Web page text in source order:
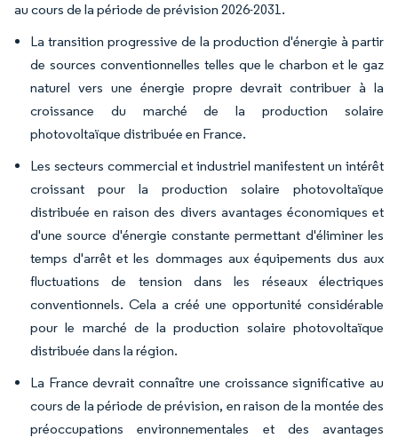
au cours de la période de prévision 2026-2031.
La transition progressive de la production d'énergie à partir
de sources conventionnelles telles que le charbon et le gaz
naturel vers une énergie propre devrait contribuer à la
croissance du marché de la production solaire
photovoltaïque distribuée en France.
Les secteurs commercial et industriel manifestent un intérêt
croissant pour la production solaire photovoltaïque
distribuée en raison des divers avantages économiques et
d'une source d'énergie constante permettant d'éliminer les
temps d'arrêt et les dommages aux équipements dus aux
fluctuations de tension dans les réseaux électriques
conventionnels. Cela a créé une opportunité considérable
pour le marché de la production solaire photovoltaïque
distribuée dans la région.
La France devrait connaître une croissance significative au
cours de la période de prévision, en raison de la montée des
préoccupations environnementales et des avantages